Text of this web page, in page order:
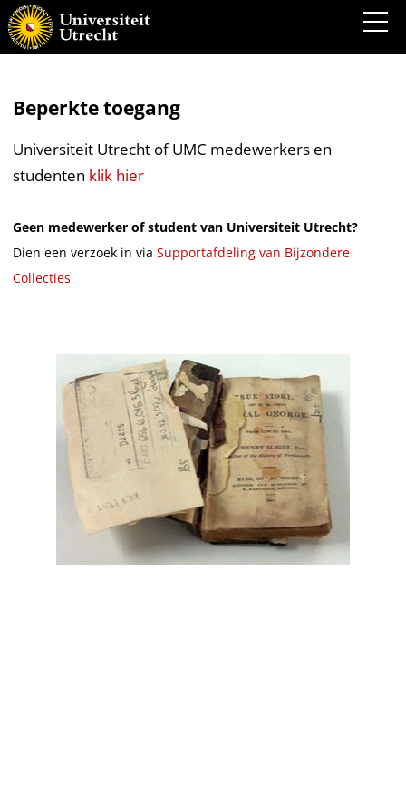
Beperkte toegang
Universiteit Utrecht of UMC medewerkers en
studenten klik hier
Geen medewerker of student van Universiteit Utrecht?
Dien een verzoek in via Supportafdeling van Bijzondere
Collecties